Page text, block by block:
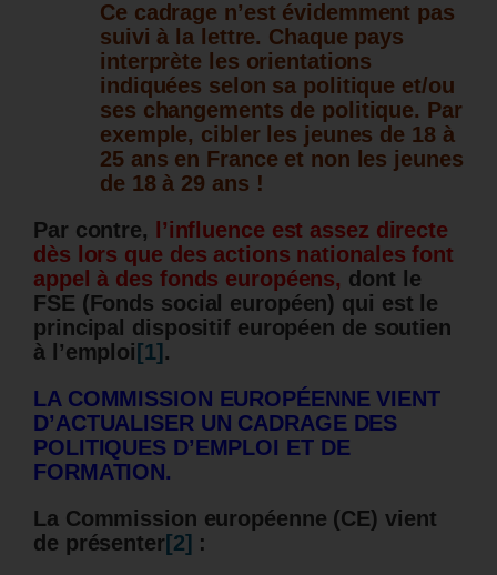
Ce cadrage n’est évidemment pas
suivi à la lettre. Chaque pays
interprète les orientations
indiquées selon sa politique et/ou
ses changements de politique. Par
exemple, cibler les jeunes de 18 à
25 ans en France et non les jeunes
de 18 à 29 ans !
Par contre,
l’influence est assez directe
dès lors que des actions nationales font
appel à des fonds européens, dont le
FSE (Fonds social européen) qui est le
principal dispositif européen de soutien
à l’emploi [1] .
LA COMMISSION EUROPÉENNE VIENT
D’ACTUALISER UN CADRAGE DES
POLITIQUES D’EMPLOI ET DE
FORMATION.
La Commission européenne (CE) vient
de présenter [2] :